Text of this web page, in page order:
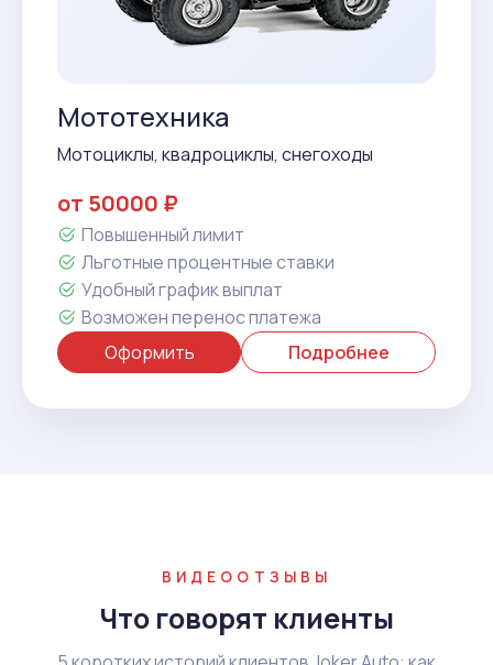
Мототехника
Мотоциклы, квадроциклы, снегоходы
от 50000 ₽
Повышенный лимит
Льготные процентные ставки
Удобный график выплат
Возможен перенос платежа
Оформить
Подробнее
ВИДЕООТЗЫВЫ
Что говорят клиенты